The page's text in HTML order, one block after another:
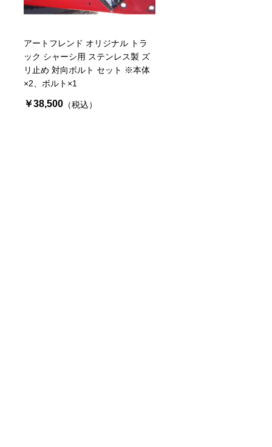
アートフレンド オリジナル トラ
ック シャーシ用 ステンレス製 ズ
リ止め 対向ボルト セット ※本体
×2、ボルト×1
￥38,500（税込）